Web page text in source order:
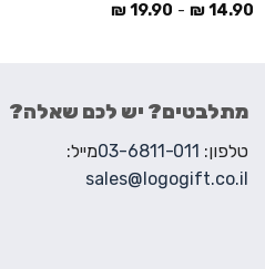
14.90
₪
-
19.90
₪
מתלבטים? יש לכם שאלה?
טלפון: 03-6811-011מייל:
sales@logogift.co.il